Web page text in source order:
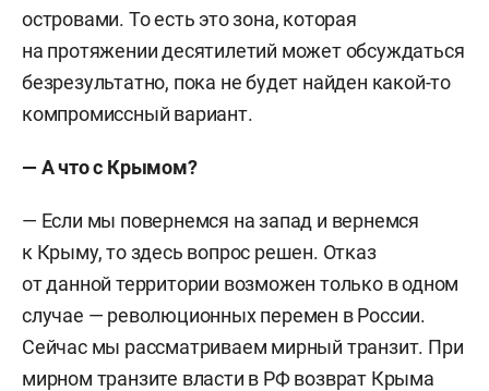
островами. То есть это зона, которая
на протяжении десятилетий может обсуждаться
безрезультатно, пока не будет найден какой-то
компромиссный вариант.
— А что с Крымом?
— Если мы повернемся на запад и вернемся
к Крыму, то здесь вопрос решен. Отказ
от данной территории возможен только в одном
случае — революционных перемен в России.
Сейчас мы рассматриваем мирный транзит. При
мирном транзите власти в РФ возврат Крыма